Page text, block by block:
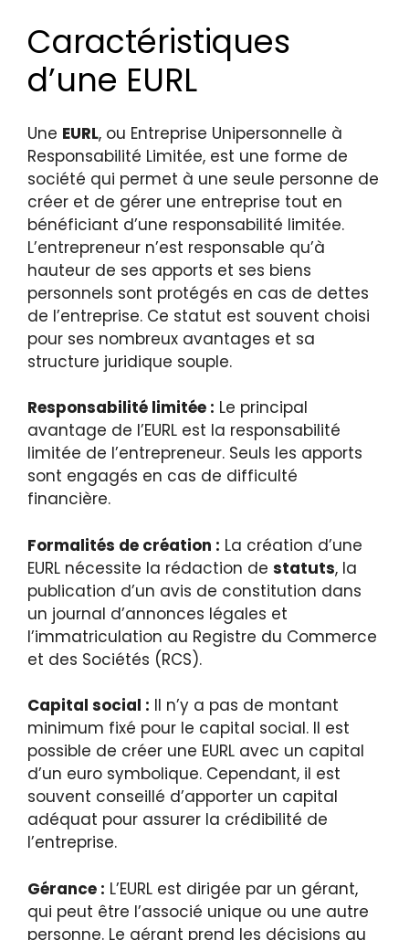
Caractéristiques
d’une EURL
Une EURL, ou Entreprise Unipersonnelle à
Responsabilité Limitée, est une forme de
société qui permet à une seule personne de
créer et de gérer une entreprise tout en
bénéficiant d’une responsabilité limitée.
L’entrepreneur n’est responsable qu’à
hauteur de ses apports et ses biens
personnels sont protégés en cas de dettes
de l’entreprise. Ce statut est souvent choisi
pour ses nombreux avantages et sa
structure juridique souple.
Responsabilité limitée : Le principal
avantage de l’EURL est la responsabilité
limitée de l’entrepreneur. Seuls les apports
sont engagés en cas de difficulté
financière.
Formalités de création : La création d’une
EURL nécessite la rédaction de statuts, la
publication d’un avis de constitution dans
un journal d’annonces légales et
l’immatriculation au Registre du Commerce
et des Sociétés (RCS).
Capital social : Il n’y a pas de montant
minimum fixé pour le capital social. Il est
possible de créer une EURL avec un capital
d’un euro symbolique. Cependant, il est
souvent conseillé d’apporter un capital
adéquat pour assurer la crédibilité de
l’entreprise.
Gérance : L’EURL est dirigée par un gérant,
qui peut être l’associé unique ou une autre
personne. Le gérant prend les décisions au